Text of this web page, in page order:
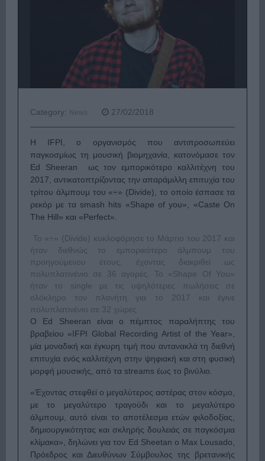
Category: News 27/02/2018
Η IFPI, ο οργανισμός που αντιπροσωπεύει
παγκοσμίως τη μουσική βιομηχανία, κατονόμασε τον
Ed Sheeran ως τον εμπορικότερο καλλιτέχνη του
2017, αντικατοπτρίζοντας την απαράμιλλη επιτυχία του
τρίτου άλμπουμ του «÷» (Divide), το οποίο έσπασε τα
ρεκόρ με τα smash hits «Shape of you», «Caste On
The Hill» και «Perfect».
Το «÷» (Divide) κυκλοφόρησε το Μάρτιο του 2017 και
ήταν διεθνώς το εμπορικότερο άλμπουμ του
προηγούμενου έτους, έχοντας διακριθεί ως
πολυπλατινένιο σε 36 αγορές. Το «Shape Of You»
ήταν το single με τις υψηλότερες πωλήσεις σε
ολόκληρο τον πλανήτη για το 2017 και έγινε
πολυπλατινένιο σε 32 χώρες.
Ο Ed Sheeran είναι ο πέμπτος παραλήπτης του
βραβείου «IFPI Global Recording Artist of the Year»,
μία μοναδική και έγκυρη τιμή που αντανακλά τη διεθνή
επιτυχία ενός καλλιτέχνη στην ψηφιακή και στη φυσική
μορφή μουσικής, από τα streams έως το βινύλιο.
«Έχοντας στεφθεί ο μεγαλύτερος αστέρας στον κόσμο,
με το μεγαλύτερο τραγούδι και το μεγαλύτερο
άλμπουμ, αυτό είναι το αποτέλεσμα ετών φιλοδοξίας,
δημιουργικότητας και σκληρής δουλειάς σε παγκόσμια
κλίμακα», δηλώνει για τον Ed Sheetan ο Max Lousado,
Πρόεδρος και Διευθύνων Σύμβουλος της βρετανικής